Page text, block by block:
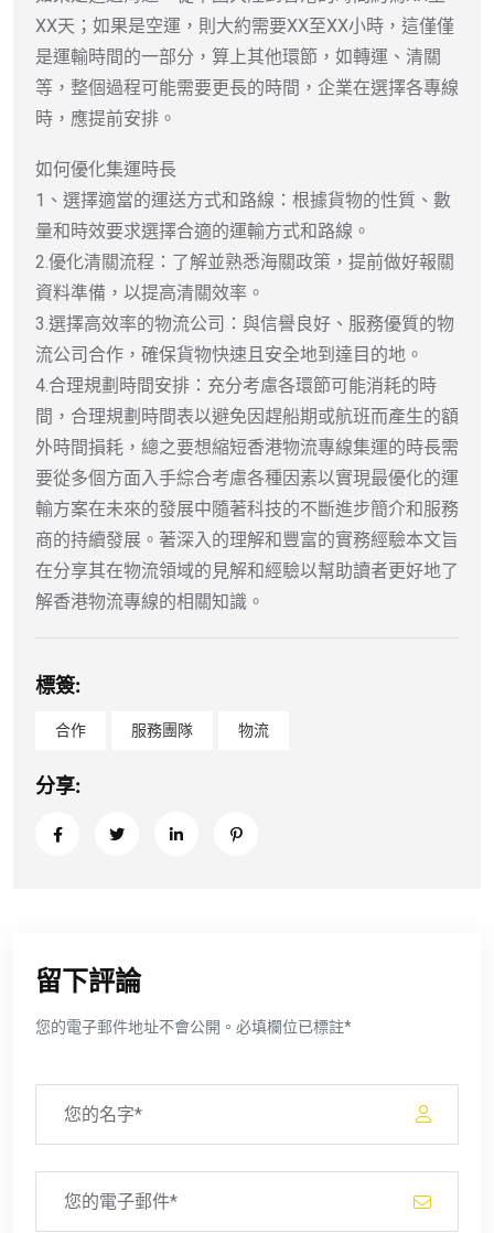
XX天；如果是空運，則大約需要XX至XX小時，這僅僅
是運輸時間的一部分，算上其他環節，如轉運、清關
等，整個過程可能需要更長的時間，企業在選擇各專線
時，應提前安排。
如何優化集運時長
1、選擇適當的運送方式和路線：根據貨物的性質、數
量和時效要求選擇合適的運輸方式和路線。
2.優化清關流程：了解並熟悉海關政策，提前做好報關
資料準備，以提高清關效率。
3.選擇高效率的物流公司：與信譽良好、服務優質的物
流公司合作，確保貨物快速且安全地到達目的地。
4.合理規劃時間安排：充分考慮各環節可能消耗的時
間，合理規劃時間表以避免因趕船期或航班而產生的額
外時間損耗，總之要想縮短香港物流專線集運的時長需
要從多個方面入手綜合考慮各種因素以實現最優化的運
輸方案在未來的發展中隨著科技的不斷進步簡介和服務
商的持續發展。著深入的理解和豐富的實務經驗本文旨
在分享其在物流領域的見解和經驗以幫助讀者更好地了
解香港物流專線的相關知識。
標簽:
合作 服務團隊 物流
分享:
留下評論
您的電子郵件地址不會公開。必填欄位已標註*